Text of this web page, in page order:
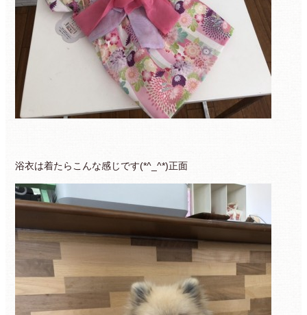
浴衣は着たらこんな感じです(*^_^*)正面